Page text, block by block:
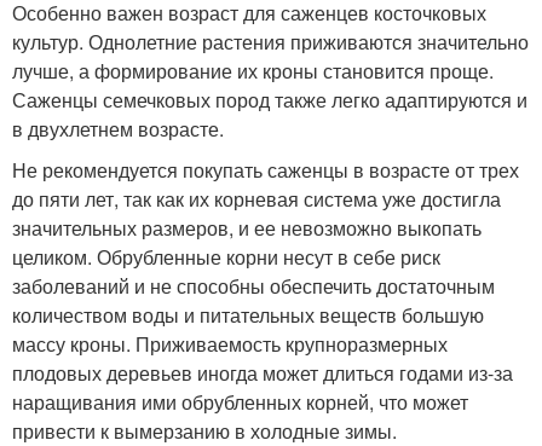
Особенно важен возраст для саженцев косточковых
культур. Однолетние растения приживаются значительно
лучше, а формирование их кроны становится проще.
Саженцы семечковых пород также легко адаптируются и
в двухлетнем возрасте.
Не рекомендуется покупать саженцы в возрасте от трех
до пяти лет, так как их корневая система уже достигла
значительных размеров, и ее невозможно выкопать
целиком. Обрубленные корни несут в себе риск
заболеваний и не способны обеспечить достаточным
количеством воды и питательных веществ большую
массу кроны. Приживаемость крупноразмерных
плодовых деревьев иногда может длиться годами из-за
наращивания ими обрубленных корней, что может
привести к вымерзанию в холодные зимы.